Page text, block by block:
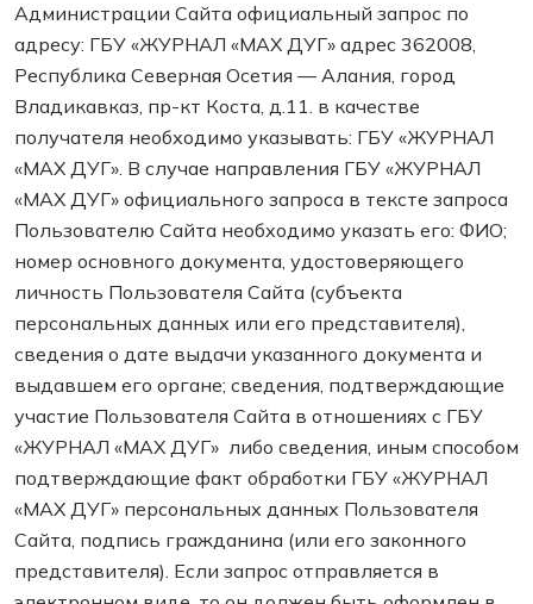
Администрации Сайта официальный запрос по
адресу: ГБУ «ЖУРНАЛ «МАХ ДУГ» адрес 362008,
Республика Северная Осетия — Алания, город
Владикавказ, пр-кт Коста, д.11. в качестве
получателя необходимо указывать: ГБУ «ЖУРНАЛ
«МАХ ДУГ». В случае направления ГБУ «ЖУРНАЛ
«МАХ ДУГ» официального запроса в тексте запроса
Пользователю Сайта необходимо указать его: ФИО;
номер основного документа, удостоверяющего
личность Пользователя Сайта (субъекта
персональных данных или его представителя),
сведения о дате выдачи указанного документа и
выдавшем его органе; сведения, подтверждающие
участие Пользователя Сайта в отношениях с ГБУ
«ЖУРНАЛ «МАХ ДУГ» либо сведения, иным способом
подтверждающие факт обработки ГБУ «ЖУРНАЛ
«МАХ ДУГ» персональных данных Пользователя
Сайта, подпись гражданина (или его законного
представителя). Если запрос отправляется в